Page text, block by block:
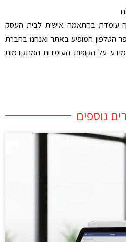
עומדת בהתאמה אישית לבית העסק
הטלפון המופיע באתר ואנחנו בחברת
על הקופות העומדות המתקדמות
נוספים